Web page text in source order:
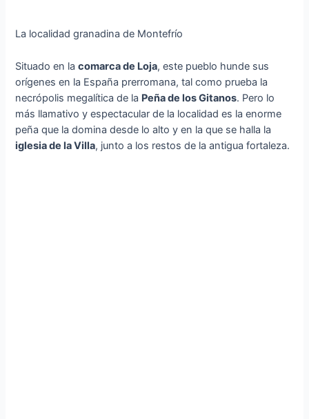
La localidad granadina de Montefrío
Situado en lacomarca de Loja, este pueblo hunde sus
orígenes en la España prerromana, tal como prueba la
necrópolis megalítica de la Peña de los Gitanos. Pero lo
más llamativo y espectacular de la localidad es la enorme
peña que la domina desde lo alto y en la que se halla la
iglesia de la Villa, junto a los restos de la antigua fortaleza.